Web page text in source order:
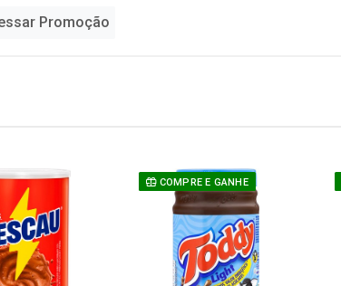
Promoção
COMPRE E GANHE